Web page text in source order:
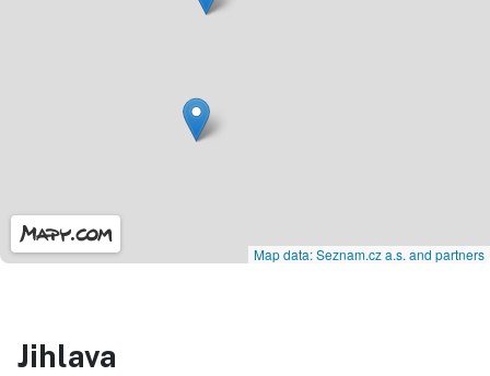
Map data: Seznam.cz a.s. and partners
Jihlava